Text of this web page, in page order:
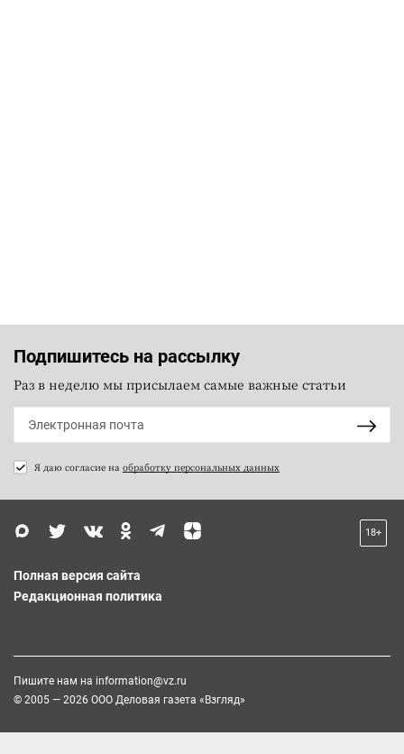
Подпишитесь на рассылку
Раз в неделю мы присылаем самые важные статьи
Я даю согласие на обработку персональных данных
18+
Полная версия сайта
Редакционная политика
Пишите нам на information@vz.ru
© 2005 — 2026 ООО Деловая газета «Взгляд»